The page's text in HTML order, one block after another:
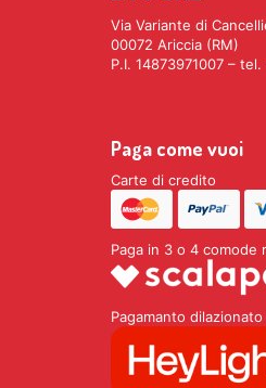
Via Variante di
00072 Ariccia (RM)
P.I. 14873971007 –
Paga come vuoi
Carte di credito
Paga in 3 o 4
Pagamanto